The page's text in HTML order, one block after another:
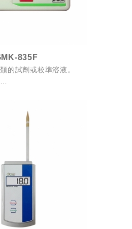
835F
的試劑或校準溶液。
足的信息。
更容易用於歸檔測試。